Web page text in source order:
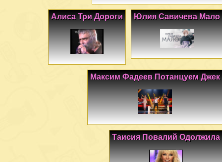
Юлия Савичева Мало
Алиса Три Дороги
Максим Фадеев Потанцуем Джек
Таисия Повалий Одолжила